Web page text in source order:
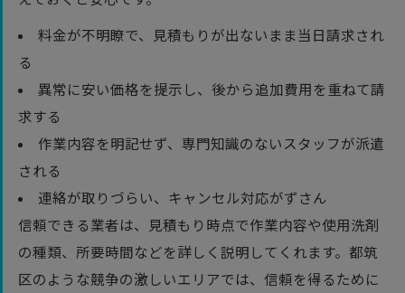
料金が不明瞭で、見積もりが出ないまま当日請求され
る
異常に安い価格を提示し、後から追加費用を重ねて請
求する
作業内容を明記せず、専門知識のないスタッフが派遣
される
連絡が取りづらい、キャンセル対応がずさん
信頼できる業者は、見積もり時点で作業内容や使用洗剤
の種類、所要時間などを詳しく説明してくれます。都筑
区のような競争の激しいエリアでは、信頼を得るために